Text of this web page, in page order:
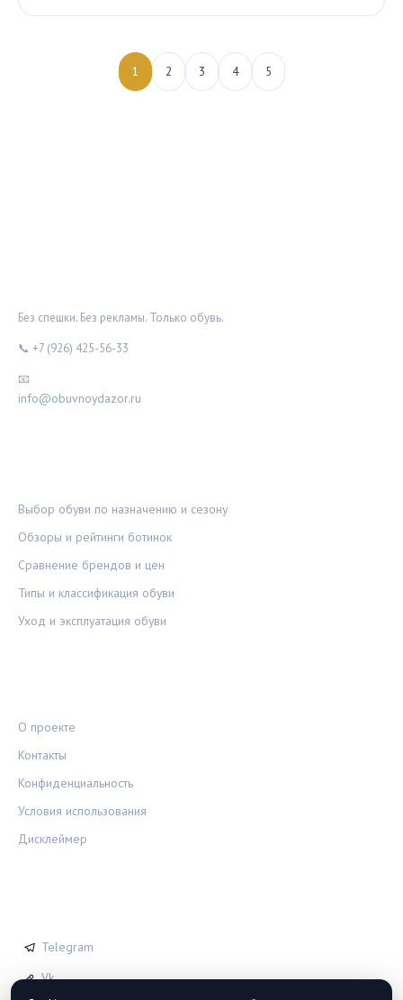
1 2 3 4 5
Без спешки. Без рекламы. Только обувь.
📞 +7 (926) 425-56-33
📧
info@obuvnoydazor.ru
Выбор обуви по назначению и сезону
Обзоры и рейтинги ботинок
Сравнение брендов и цен
Типы и классификация обуви
Уход и эксплуатация обуви
О проекте
Контакты
Конфиденциальность
Условия использования
Дисклеймер
Telegram
Vk